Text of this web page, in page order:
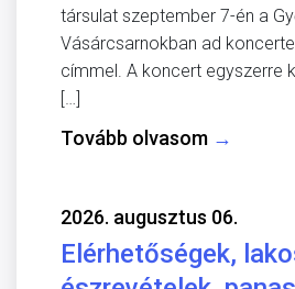
társulat szeptember 7-én a
Vásárcsarnokban ad
címmel. A koncert egyszerre
[…]
Tovább olvasom →
2026. augusztus 06.
Elérhetőségek,